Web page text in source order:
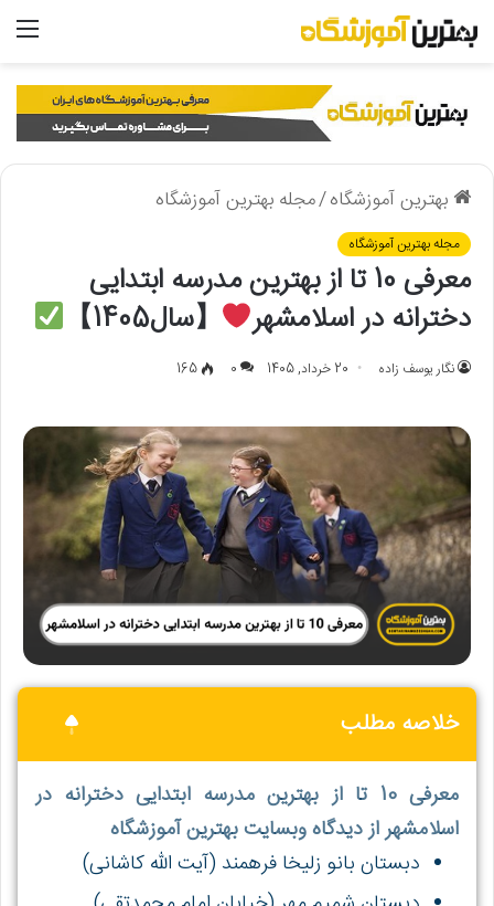
بهترین آموزشگاه/مجله بهترین آموزشگاه
مجله بهترین آموزشگاه
معرفی 10 تا از بهترین مدرسه ابتدایی
دخترانه در اسلامشهر
【سال1405】
نگار یوسف زاده 20 خرداد, 1405 0
165
خلاصه مطلب
معرفی 10 تا از بهترین مدرسه ابتدایی دخترانه در
اسلامشهر از دیدگاه وبسایت بهترین آموزشگاه
دبستان بانو زلیخا فرهمند (آیت الله کاشانی)